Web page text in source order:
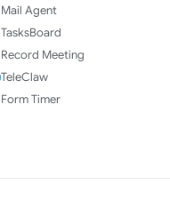
Mail Agent
TasksBoard
Record Meeting
TeleClaw
Form Timer